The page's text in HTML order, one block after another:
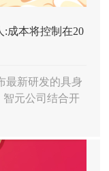
:成本将控制在20
最新研发的具身
元公司结合开